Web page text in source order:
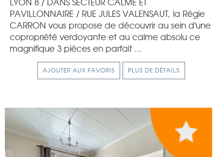
LYON 8 / DANS SECTEUR CALME ET
PAVILLONNAIRE / RUE JULES VALENSAUT, la Régie
CARRON vous propose de découvrir au sein d'une
copropriété verdoyante et au calme absolu ce
magnifique 3 pièces en parfait ...
AJOUTER AUX FAVORIS PLUS DE DÉTAILS